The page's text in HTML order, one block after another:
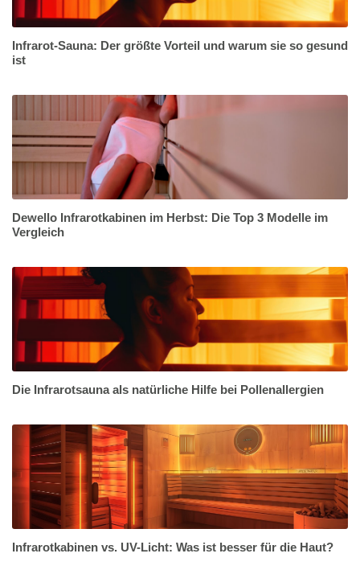
Infrarot-Sauna: Der größte Vorteil und warum sie so gesund
ist
Dewello Infrarotkabinen im Herbst: Die Top 3 Modelle im
Vergleich
Die Infrarotsauna als natürliche Hilfe bei Pollenallergien
Infrarotkabinen vs. UV-Licht: Was ist besser für die Haut?